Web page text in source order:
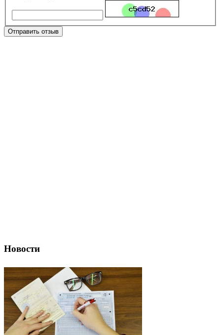
Отправить отзыв
Новости